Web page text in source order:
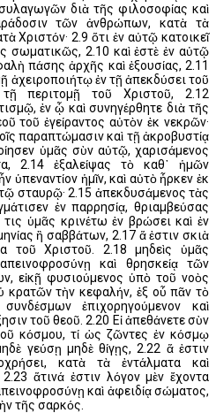
διὰ τῆς φιλοσοφίας καὶ
τῶν ἀνθρώπων, κατὰ τὰ
Χριστόν· 2.9 ὅτι ἐν αὐτῷ κατοικεῖ
σωματικῶς, 2.10 καὶ ἐστὲ ἐν αὐτῷ
πάσης ἀρχῆς καὶ ἐξουσίας, 2.11
ἀχειροποιήτῳ ἐν τῇ ἀπεκδύσει τοῦ
περιτομῇ τοῦ Χριστοῦ, 2.12
ἐν ᾧ καὶ συνηγέρθητε διὰ τῆς
τοῦ ἐγείραντος αὐτὸν ἐκ νεκρῶν·
παραπτώμασιν καὶ τῇ ἀκροβυστίᾳ
ὑμᾶς σὺν αὐτῷ, χαρισάμενος
2.14 ἐξαλείψας τὸ καθ᾽ ἡμῶν
ὑπεναντίον ἡμῖν, καὶ αὐτὸ ἦρκεν ἐκ
σταυρῷ· 2.15 ἀπεκδυσάμενος τὰς
ἐν παρρησίᾳ, θριαμβεύσας
ὑμᾶς κρινέτω ἐν βρώσει καὶ ἐν
ἢ σαββάτων, 2.17 ἅ ἐστιν σκιὰ
τοῦ Χριστοῦ. 2.18 μηδεὶς ὑμᾶς
καὶ θρησκείᾳ τῶν
εἰκῇ φυσιούμενος ὑπὸ τοῦ νοὸς
κρατῶν τὴν κεφαλήν, ἐξ οὗ πᾶν τὸ
ἐπιχορηγούμενον καὶ
τοῦ θεοῦ. 2.20 Εἰ ἀπεθάνετε σὺν
κόσμου, τί ὡς ζῶντες ἐν κόσμῳ
γεύσῃ μηδὲ θίγῃς, 2.22 ἅ ἐστιν
κατὰ τὰ ἐντάλματα καὶ
ἅτινά ἐστιν λόγον μὲν ἔχοντα
καὶ ἀφειδίᾳ σώματος,
τῆς σαρκός.